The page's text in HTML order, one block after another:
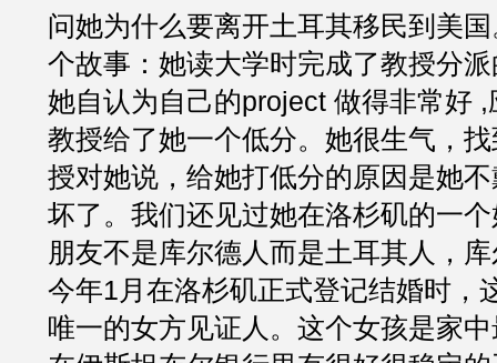
问她为什么要离开土耳其移民到美
个故事：她读大学时完成了教授分
她自认为自己的project 做得非常好
教授给了她一个低分。她很生气，
授对她说，给她打低分的原因是她
坏了。我们还见过她在洛杉矶的一
朋友不是库尔德人而是土耳其人，
今年1月在洛杉矶正式登记结婚时，
唯一的女方见证人。这个女孩是家